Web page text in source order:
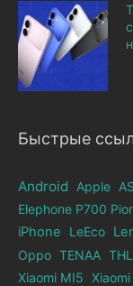
Быстрые
Android Apple
Elephone Р700
iPhone
LeEco
Oppo TENAA
Xiaomi MI5